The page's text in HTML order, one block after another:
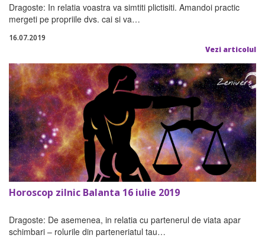
Dragoste: In relatia voastra va simtiti plictisiti. Amandoi practic
mergeti pe propriile dvs. cai si va…
16.07.2019
Vezi articolul
Horoscop zilnic Balanta 16 iulie 2019
Dragoste: De asemenea, in relatia cu partenerul de viata apar
schimbari – rolurile din parteneriatul tau…